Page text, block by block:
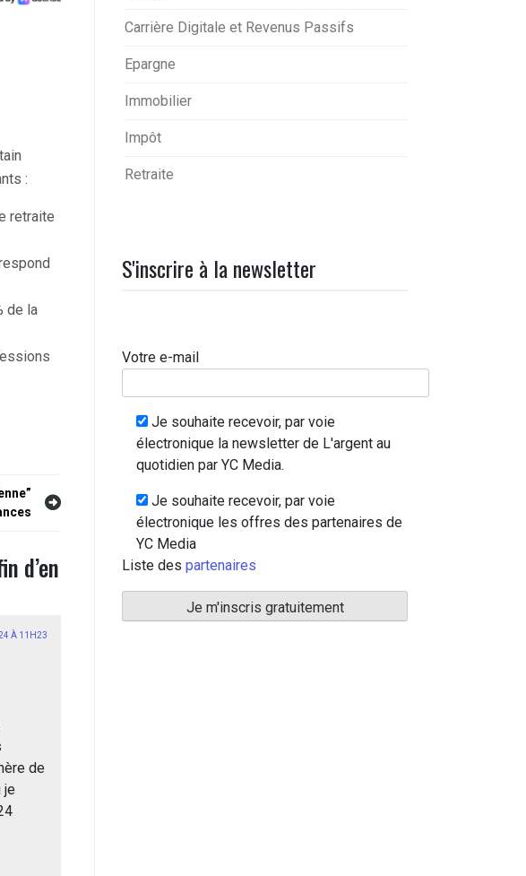
:
retraite
de la
d’en
À 11H23
de
je
Carrière Digitale et Revenus Passifs
Epargne
Immobilier
Impôt
Retraite
S'inscrire à la newsletter
Votre e-mail
Je souhaite recevoir, par voie
électronique la newsletter de L'argent au
quotidien par YC Media.
Je souhaite recevoir, par voie
électronique les offres des partenaires de
YC Media
Liste des partenaires